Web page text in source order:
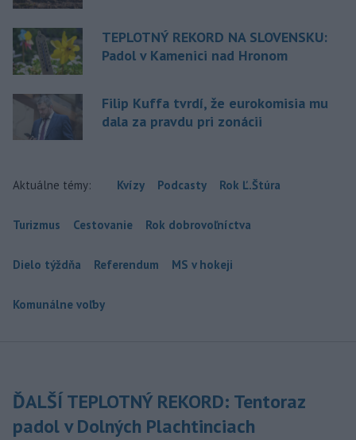
TEPLOTNÝ REKORD NA SLOVENSKU:
Padol v Kamenici nad Hronom
Filip Kuffa tvrdí, že eurokomisia mu
dala za pravdu pri zonácii
Aktuálne témy: Kvízy Podcasty Rok Ľ.Štúra
Turizmus Cestovanie Rok dobrovoľníctva
Dielo týždňa Referendum MS v hokeji
Komunálne voľby
ĎALŠÍ TEPLOTNÝ REKORD: Tentoraz
padol v Dolných Plachtinciach